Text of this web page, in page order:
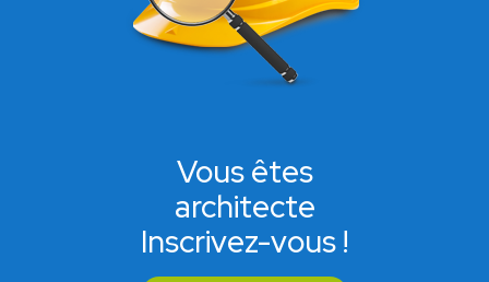
Vous êtes
architecte
Inscrivez-vous !